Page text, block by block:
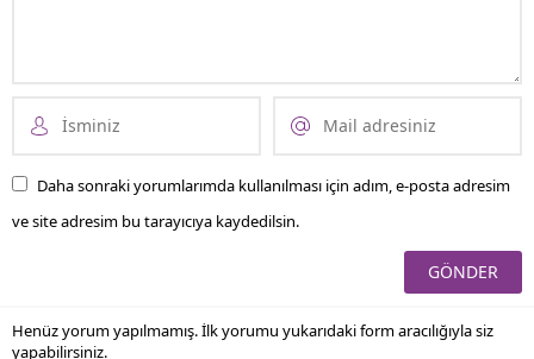
Daha sonraki yorumlarımda kullanılması için adım, e-posta adresim
ve site adresim bu tarayıcıya kaydedilsin.
Henüz yorum yapılmamış. İlk yorumu yukarıdaki form aracılığıyla siz
yapabilirsiniz.